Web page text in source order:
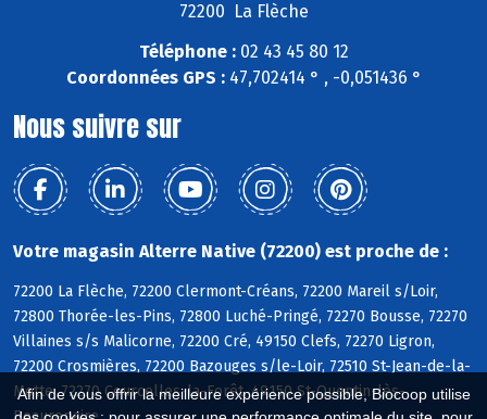
Afin de vous offrir la meilleure expérience possible, Biocoop utilise
72200 La Flèche
Téléphone :02 43 45 80 12
Coordonnées GPS :47,702414 ° , -0,051436 °
Nous suivre sur
Votre magasin Alterre Native (72200) est proche de :
72200 La Flèche, 72200 Clermont-Créans, 72200 Mareil s/Loir,
72800 Thorée-les-Pins, 72800 Luché-Pringé, 72270 Bousse, 72270
Villaines s/s Malicorne, 72200 Cré, 49150 Clefs, 72270 Ligron,
72200 Crosmières, 72200 Bazouges s/le-Loir, 72510 St-Jean-de-la-
Motte, 72270 Courcelles-la-Forêt, 49150 St-Quentin-lès-